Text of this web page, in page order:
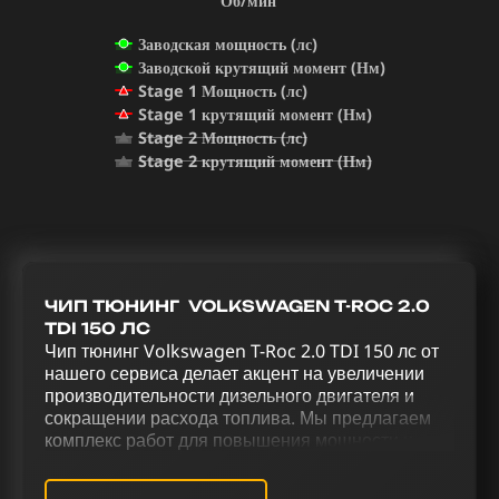
Заводская мощность (лс)
Заводской крутящий момент (Нм)
Stage 1 Мощность (лс)
Stage 1 крутящий момент (Нм)
Stage 2 Мощность (лс)
Stage 2 крутящий момент (Нм)
ЧИП ТЮНИНГ VOLKSWAGEN T-ROC 2.0
TDI 150 ЛС
Чип тюнинг Volkswagen T-Roc 2.0 TDI 150 лс от
нашего сервиса делает акцент на увеличении
производительности дизельного двигателя и
сокращении расхода топлива. Мы предлагаем
комплекс работ для повышения мощности и
150 лс. Чип тюнинг (stage 1) (stage 2),